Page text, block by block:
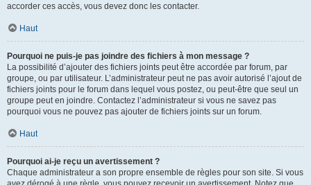
accorder ces accès, vous devez donc les contacter.
Haut
Pourquoi ne puis-je pas joindre des fichiers à mon message ?
La possibilité d’ajouter des fichiers joints peut être accordée par forum, par
groupe, ou par utilisateur. L’administrateur peut ne pas avoir autorisé l’ajout de
fichiers joints pour le forum dans lequel vous postez, ou peut-être que seul un
groupe peut en joindre. Contactez l’administrateur si vous ne savez pas
pourquoi vous ne pouvez pas ajouter de fichiers joints sur un forum.
Haut
Pourquoi ai-je reçu un avertissement ?
Chaque administrateur a son propre ensemble de règles pour son site. Si vous